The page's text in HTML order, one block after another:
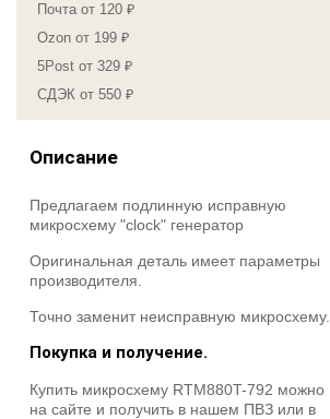
Почта от 120 ₽
Ozon от 199 ₽
5Post от 329 ₽
СДЭК от 550 ₽
Описание
Предлагаем подлинную исправную
микросхему "clock" генератор
Оригинальная деталь имеет параметры
производителя.
Точно заменит неисправную микросхему.
Покупка и получение.
Купить микросхему RTM880T-792 можно
на сайте и получить в нашем ПВЗ или в